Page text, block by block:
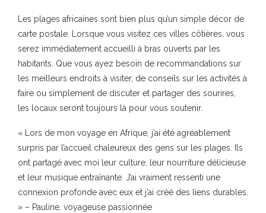
Les plages africaines sont bien plus qu’un simple décor de
carte postale. Lorsque vous visitez ces villes côtières, vous
serez immédiatement accueilli à bras ouverts par les
habitants. Que vous ayez besoin de recommandations sur
les meilleurs endroits à visiter, de conseils sur les activités à
faire ou simplement de discuter et partager des sourires,
les locaux seront toujours là pour vous soutenir.
« Lors de mon voyage en Afrique, j’ai été agréablement
surpris par l’accueil chaleureux des gens sur les plages. Ils
ont partagé avec moi leur culture, leur nourriture délicieuse
et leur musique entraînante. J’ai vraiment ressenti une
connexion profonde avec eux et j’ai créé des liens durables.
» – Pauline, voyageuse passionnée